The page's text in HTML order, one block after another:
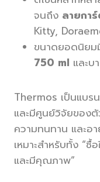
จนถึง ลายกา
Kitty,
ขนาดยอดนิย
750 ml และบ
Thermos เป็นแบร
และมีศูนย์วิจัยของ
ความทนทาน และอ
เหมาะสำหรับทั้ง “
และมีคุณภาพ”